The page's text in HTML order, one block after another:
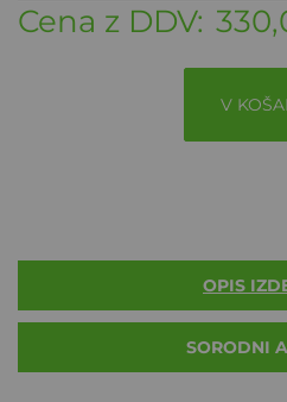
Cena z DDV:
V
OPIS
SORODNI